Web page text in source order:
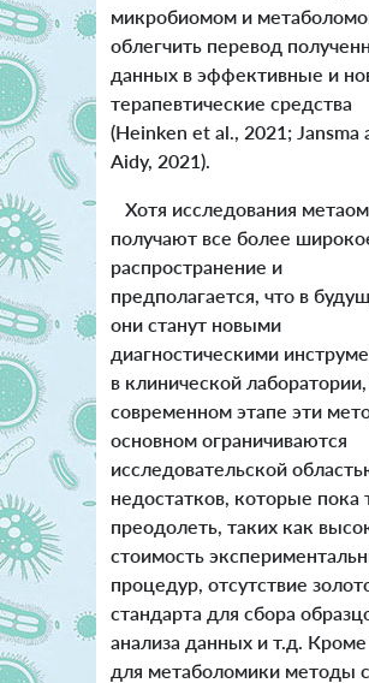
микробиомом и
облегчить перевод
данных в эффективные и
терапевтические средства
(Heinken et al., 2021; Jansma
Aidy, 2021).
Хотя исследования
получают все более
распространение и
предполагается, что в
они станут новыми
диагностическими
в клинической лаборатории,
современном этапе эти
основном ограничиваются
исследовательской
недостатков, которые пока
преодолеть, таких как
стоимость
процедур, отсутствие
стандарта для сбора
анализа данных и т.д. Кроме
для метаболомики методы с